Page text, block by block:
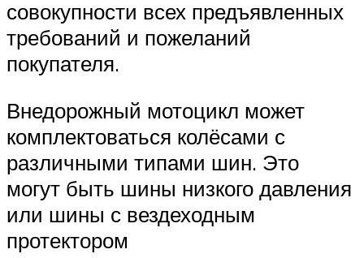
совокупности всех предъявленных
требований и пожеланий
покупателя.
Внедорожный мотоцикл может
комплектоваться колёсами с
различными типами шин. Это
могут быть шины низкого давления
или шины с вездеходным
протектором